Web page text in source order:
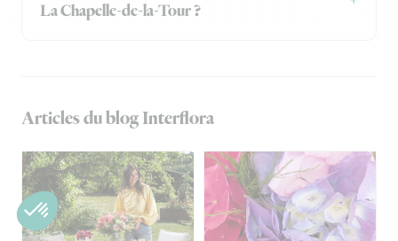
La Chapelle-de-la-Tour ?
Articles du blog Interflora